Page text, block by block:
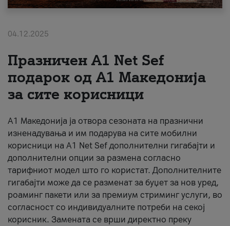
Поддршка
Надополни кредит
За нас
#ПодобарОнлајн
04.12.2025
Празничен A1 Net Sеf
подарок од А1 Македонија
за сите корисници
А1 Македонија ја отвора сезоната на празнични
изненадувања и им подарува на сите мобилни
корисници на A1 Net Sef дополнителни гигабајти и
дополнителни опции за размена согласно
тарифниот модел што го користат. Дополнителните
гигабајти може да се разменат за буџет за нов уред,
роаминг пакети или за премиум стриминг услуги, во
согласност со индивидуалните потреби на секој
корисник. Замената се врши директно преку